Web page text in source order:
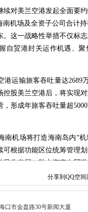
对美兰空港发起全面要约
机场及全资子公司合计
这一战略性举措不仅标
自贸港封关运作机遇、
运输旅客吞吐量达2689万
股美兰空港后，将实现
形成年旅客吞吐量超
机场将打造海南岛内“机
根据功能区位统筹管理
化发展，助力海南自贸
分享到 QQ空间